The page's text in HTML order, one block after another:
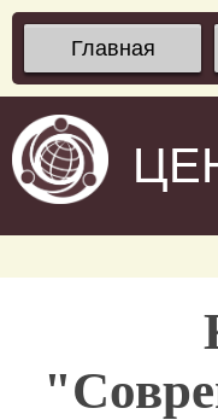
Главная